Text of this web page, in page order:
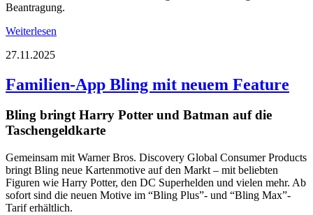
Beantragung.
Weiterlesen
27.11.2025
Familien-App Bling mit neuem Feature
Bling bringt Harry Potter und Batman auf die
Taschengeldkarte
Gemeinsam mit Warner Bros. Discovery Global Consumer Products
bringt Bling neue Kartenmotive auf den Markt – mit beliebten
Figuren wie Harry Potter, den DC Superhelden und vielen mehr. Ab
sofort sind die neuen Motive im “Bling Plus”- und “Bling Max”-
Tarif erhältlich.